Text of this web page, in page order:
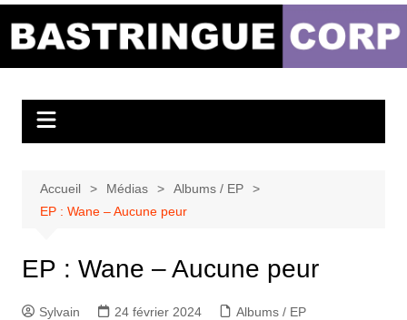
Bastringue Corp –
Musicales
Accueil Médias
Albums / EP
EP : Wane – Aucune peur
EP : Wane – Aucune peur
Sylvain 24 février 2024 Albums / EP